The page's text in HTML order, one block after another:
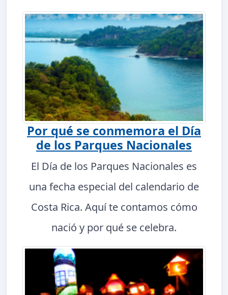
Por qué se conmemora el Día
de los Parques Nacionales
El Día de los Parques Nacionales es
una fecha especial del calendario de
Costa Rica. Aquí te contamos cómo
nació y por qué se celebra.